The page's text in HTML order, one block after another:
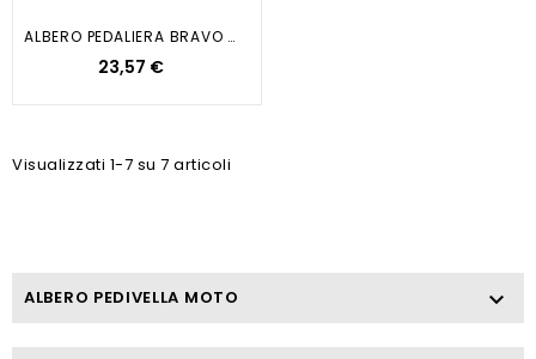
ALBERO PEDALIERA BRAVO 1-2 30...
23,57 €
Visualizzati 1-7 su 7 articoli
ALBERO PEDIVELLA MOTO 